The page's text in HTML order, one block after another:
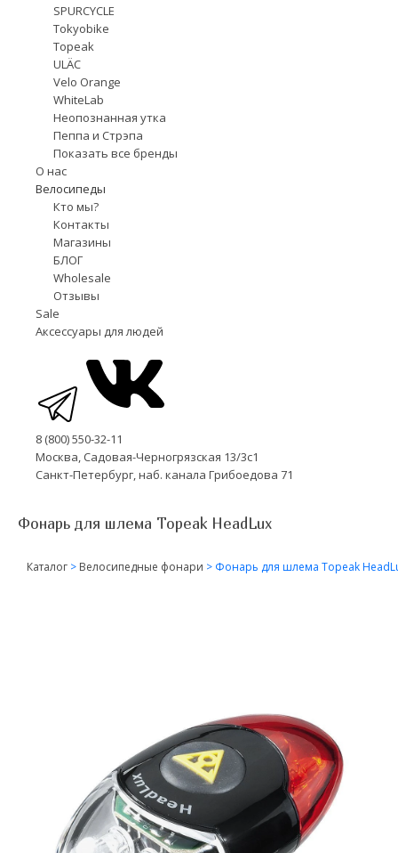
SPURCYCLE
Tokyobike
Topeak
ULÄC
Velo Orange
WhiteLab
Неопознанная утка
Пеппа и Стрэпа
Показать все бренды
О нас
Велосипеды
Кто мы?
Контакты
Магазины
БЛОГ
Wholesale
Отзывы
Sale
Аксессуары для людей
8 (800) 550-32-11
Москва, Садовая-Черногрязская 13/3с1
Санкт-Петербург, наб. канала Грибоедова 71
Фонарь для шлема Topeak HeadLux
Каталог > Велосипедные фонари > Фонарь для шлема Topeak